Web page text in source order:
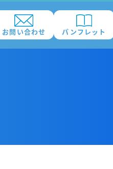
お問い合わせ パンフレット